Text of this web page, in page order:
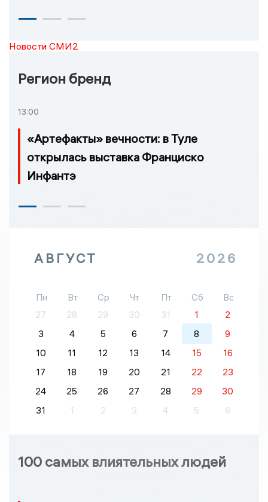
Новости СМИ2
Регион бренд
13:00
«Артефакты» вечности: в Туле
открылась выставка Франциско
Инфантэ
АВГУСТ 2026
Пн Вт Ср Чт Пт Сб
Вс
27
28 29 30 31 1
2
3
4 5 6 7 8
9
10
11 12 13 14 15
16
17
18 19 20 21 22
23
24
25 26 27 28 29
30
31
1 2 3 4 5 6
100 самых влиятельных людей